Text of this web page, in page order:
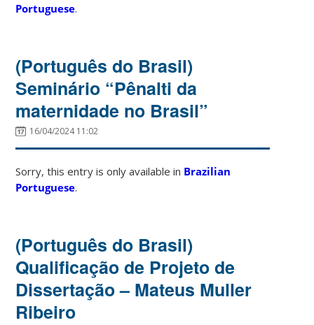
Portuguese.
(Português do Brasil)
Seminário “Pênalti da
maternidade no Brasil”
16/04/2024 11:02
Sorry, this entry is only available in Brazilian
Portuguese.
(Português do Brasil)
Qualificação de Projeto de
Dissertação – Mateus Muller
Ribeiro